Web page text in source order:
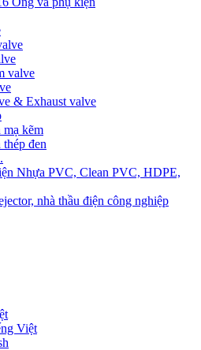
valve
& Exhaust valve
mạ kẽm
đen
Nhựa PVC, Clean PVC, HDPE,
nhà thầu điện công nghiệp
Việt